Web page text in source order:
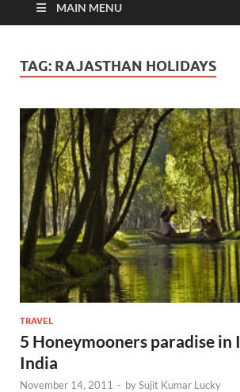
MAIN MENU
TAG: RAJASTHAN HOLIDAYS
TRAVEL
5 Honeymooners paradise in
India
November 14, 2011 - bySujit Kumar Lucky